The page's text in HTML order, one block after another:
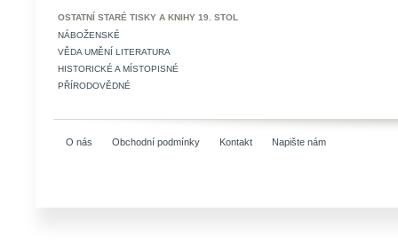
OSTATNÍ STARÉ TISKY A KNIHY 19. STOL
NÁBOŽENSKÉ
VĚDA UMĚNÍ LITERATURA
HISTORICKÉ A MÍSTOPISNÉ
PŘÍRODOVĚDNÉ
O nás Obchodní podmínky Kontakt Napište nám